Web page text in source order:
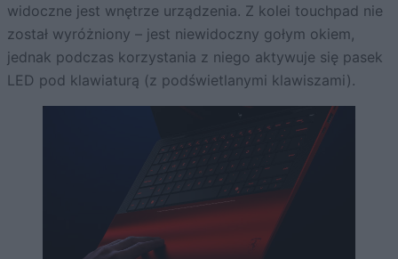
widoczne jest wnętrze urządzenia. Z kolei touchpad nie
został wyróżniony – jest niewidoczny gołym okiem,
jednak podczas korzystania z niego aktywuje się pasek
LED pod klawiaturą (z podświetlanymi klawiszami).